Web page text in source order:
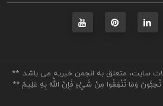
سایت، متعلق به انجمن خیریه می باشد. **
تُحِبُّونَ وَمَا تُنْفِقُوا مِنْ شَيْءٍ فَإِنَّ اللَّهَ بِهِ عَلِيمٌ **